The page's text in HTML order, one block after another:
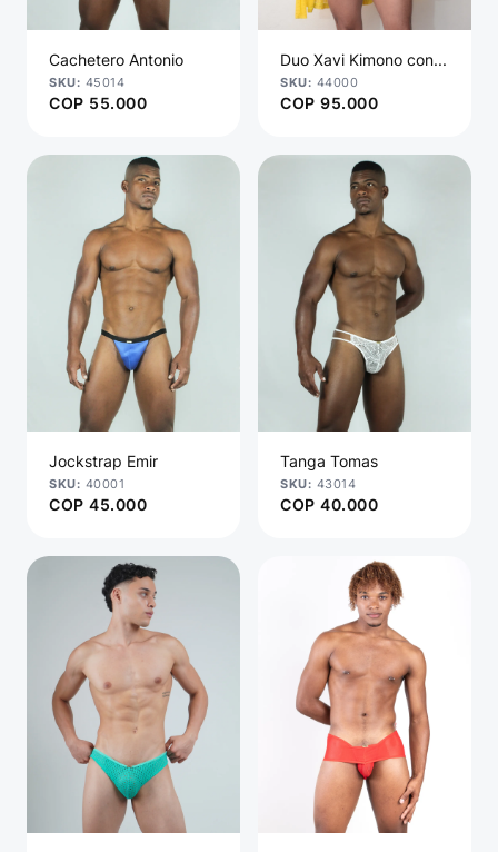
Cachetero Antonio
45014
COP 55.000
Duo Xavi Kimono con...
44000
COP 95.000
Jockstrap Emir
40001
COP 45.000
Tanga Tomas
43014
COP 40.000